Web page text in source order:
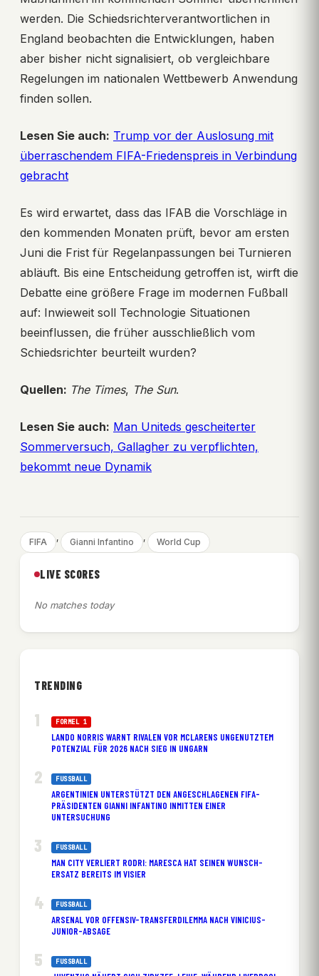
werden. Die Schiedsrichterverantwortlichen in
England beobachten die Entwicklungen, haben
aber bisher nicht signalisiert, ob vergleichbare
Regelungen im nationalen Wettbewerb Anwendung
finden sollen.
Lesen Sie auch: Trump vor der Auslosung mit
überraschendem FIFA-Friedenspreis in Verbindung
gebracht
Es wird erwartet, dass das IFAB die Vorschläge in
den kommenden Monaten prüft, bevor am ersten
Juni die Frist für Regelanpassungen bei Turnieren
abläuft. Bis eine Entscheidung getroffen ist, wirft die
Debatte eine größere Frage im modernen Fußball
auf: Inwieweit soll Technologie Situationen
beeinflussen, die früher ausschließlich vom
Schiedsrichter beurteilt wurden?
Quellen: The Times, The Sun.
Lesen Sie auch: Man Uniteds gescheiterter
Sommerversuch, Gallagher zu verpflichten,
bekommt neue Dynamik
FIFA , Gianni Infantino , World Cup
LIVE SCORES
No matches today
TRENDING
FORMEL 1
LANDO NORRIS WARNT RIVALEN VOR MCLARENS UNGENUTZTEM
POTENZIAL FÜR 2026 NACH SIEG IN UNGARN
FUSSBALL
ARGENTINIEN UNTERSTÜTZT DEN ANGESCHLAGENEN FIFA-
PRÄSIDENTEN GIANNI INFANTINO INMITTEN EINER
UNTERSUCHUNG
FUSSBALL
MAN CITY VERLIERT RODRI: MARESCA HAT SEINEN WUNSCH-
ERSATZ BEREITS IM VISIER
FUSSBALL
ARSENAL VOR OFFENSIV-TRANSFERDILEMMA NACH VINICIUS-
JUNIOR-ABSAGE
FUSSBALL